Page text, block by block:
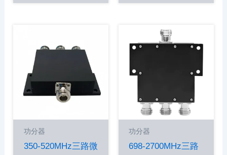
功分器
350-520MHz三路微
功分器
698-2700MHz三路